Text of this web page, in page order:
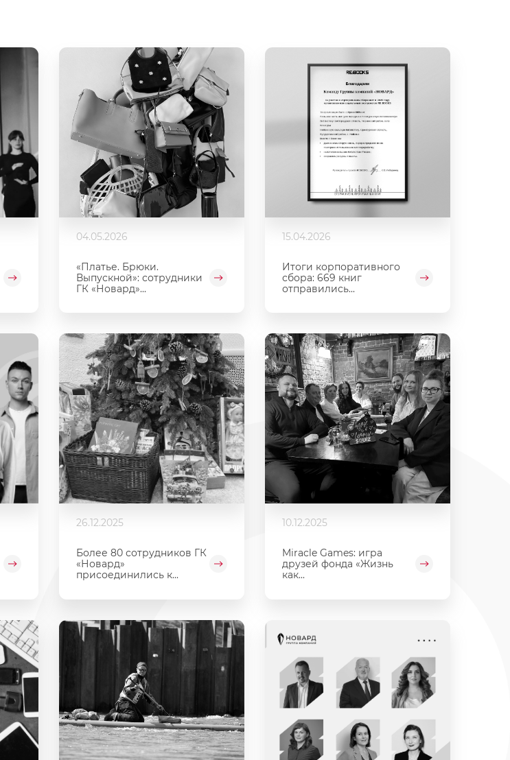
04.05.2026
«Платье. Брюки.
Выпускной»: сотрудники
ГК «Новард»...
15.04.2026
Итоги корпоративного
сбора: 669 книг
отправились...
26.12.2025
Более 80 сотрудников ГК
«Новард»
присоединились к...
10.12.2025
Miracle Games: игра
друзей фонда «Жизнь
как...